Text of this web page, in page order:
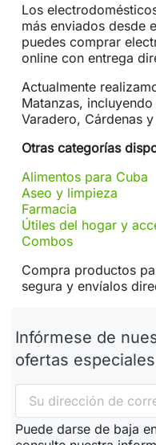
Los
más enviados desde
puedes comprar
online con entrega
Actualmente
Matanzas,
Varadero, Cárdenas
Otras categorías
Alimentos para Cuba
Aseo y limpieza
Farmacia
Útiles del hogar y
Combos
Compra productos
segura y envíalos
Infórmese de
ofertas especiales
Puede darse de baja